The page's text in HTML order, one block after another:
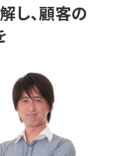
し、顧客の